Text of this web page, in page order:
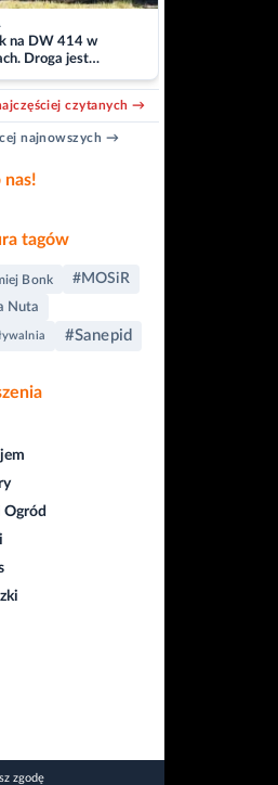
na DW 414 w
Droga jest
czytanych →
najnowszych →
nas!
tagów
Bonk #MOSiR
Nuta
#Sanepid
Ogród
zgodę